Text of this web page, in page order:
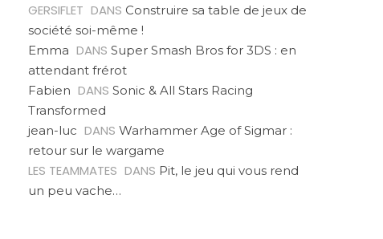
GERSIFLET DANS Construire sa table de jeux de
société soi-même !
Emma DANS Super Smash Bros for 3DS : en
attendant frérot
Fabien DANS Sonic & All Stars Racing
Transformed
jean-luc DANS Warhammer Age of Sigmar :
retour sur le wargame
LES TEAMMATES DANS Pit, le jeu qui vous rend
un peu vache…